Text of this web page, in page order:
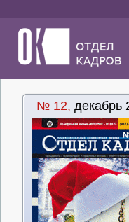
№ 12, декабрь